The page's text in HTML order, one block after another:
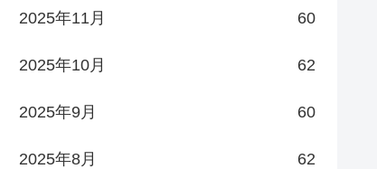
2025年11月 60
2025年10月 62
2025年9月 60
2025年8月 62